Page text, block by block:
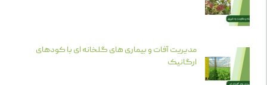
مدیریت آفات و بیماری های گلخانه ای با کودهای
ارگانیک